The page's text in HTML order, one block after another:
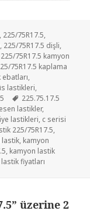
, 225/75R17.5,
, 225/75R17.5 dişli,
225/75R17.5 kamyon
75R17.5 kaplama
,
lastikleri,
Etiketler
225.75.17.5
lastikler,
lastikleri, c serisi
225/75R17.5,
lastik, kamyon
, kamyon lastik
lastik fiyatları
üzerine 2